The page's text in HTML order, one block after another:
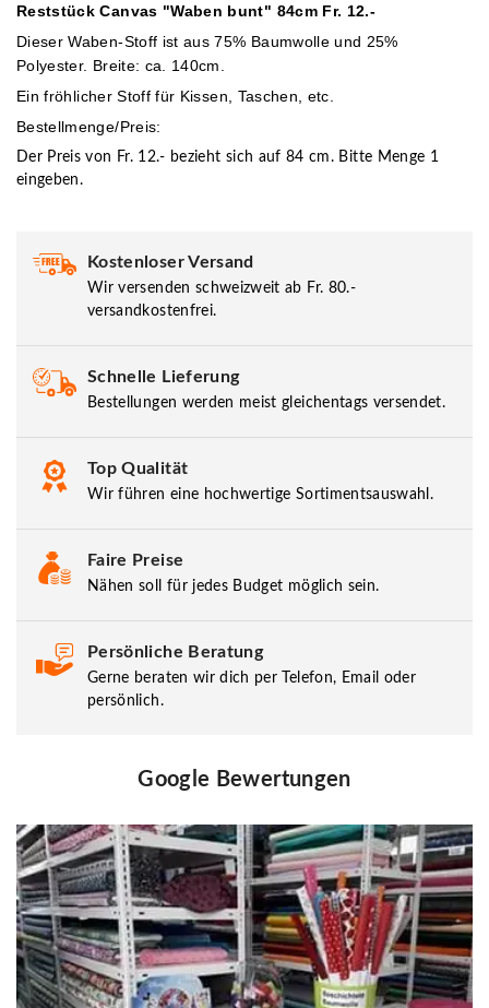
Reststück Canvas "Waben bunt" 84cm Fr. 12.-
Dieser Waben-Stoff ist aus 75% Baumwolle und 25%
Polyester. Breite: ca. 140cm.
Ein fröhlicher Stoff für Kissen, Taschen, etc.
Bestellmenge/Preis:
Der Preis von Fr. 12.- bezieht sich auf 84 cm. Bitte Menge 1
eingeben.
Kostenloser Versand
Wir versenden schweizweit ab Fr. 80.-
versandkostenfrei.
Schnelle Lieferung
Bestellungen werden meist gleichentags versendet.
Top Qualität
Wir führen eine hochwertige Sortimentsauswahl.
Faire Preise
Nähen soll für jedes Budget möglich sein.
Persönliche Beratung
Gerne beraten wir dich per Telefon, Email oder
persönlich.
Google Bewertungen